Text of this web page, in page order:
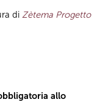
di Zètema Progetto
allo